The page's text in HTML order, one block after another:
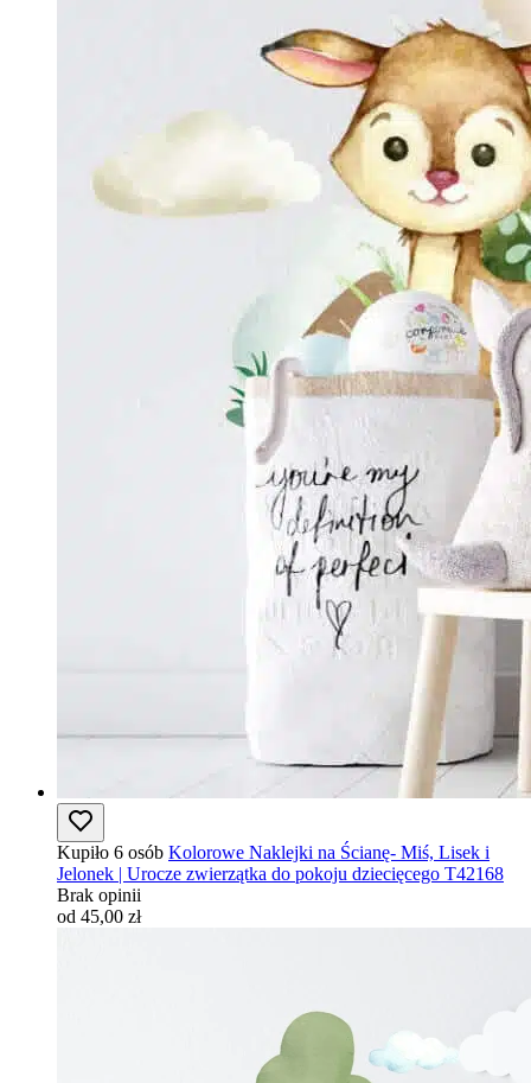
Kupiło 6 osób Kolorowe Naklejki na Ścianę- Miś, Lisek i
Jelonek | Urocze zwierzątka do pokoju dziecięcego T42168
Brak opinii
od 45,00 zł